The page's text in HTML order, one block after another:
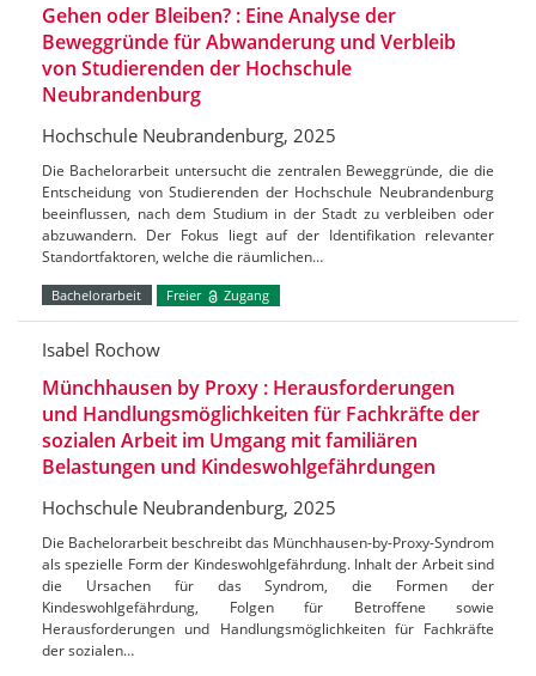
Gehen oder Bleiben? : Eine Analyse der
Beweggründe für Abwanderung und Verbleib
von Studierenden der Hochschule
Neubrandenburg
Hochschule Neubrandenburg, 2025
Die Bachelorarbeit untersucht die zentralen Beweggründe, die die
Entscheidung von Studierenden der Hochschule Neubrandenburg
beeinflussen, nach dem Studium in der Stadt zu verbleiben oder
abzuwandern. Der Fokus liegt auf der Identifikation relevanter
Standortfaktoren, welche die räumlichen…
Bachelorarbeit Freier Zugang
Isabel Rochow
Münchhausen by Proxy : Herausforderungen
und Handlungsmöglichkeiten für Fachkräfte der
sozialen Arbeit im Umgang mit familiären
Belastungen und Kindeswohlgefährdungen
Hochschule Neubrandenburg, 2025
Die Bachelorarbeit beschreibt das Münchhausen-by-Proxy-Syndrom
als spezielle Form der Kindeswohlgefährdung. Inhalt der Arbeit sind
die Ursachen für das Syndrom, die Formen der
Kindeswohlgefährdung, Folgen für Betroffene sowie
Herausforderungen und Handlungsmöglichkeiten für Fachkräfte
der sozialen…